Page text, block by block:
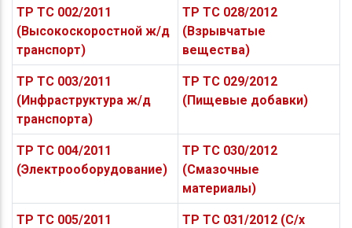
ТР ТС 002/2011
(Высокоскоростной ж/д
транспорт)
ТР ТС 028/2012
(Взрывчатые
вещества)
ТР ТС 003/2011
(Инфраструктура ж/д
транспорта)
ТР ТС 029/2012
(Пищевые добавки)
ТР ТС 004/2011
(Электрооборудование)
ТР ТС 030/2012
(Смазочные
материалы)
ТР ТС 005/2011
ТР ТС 031/2012 (С/х